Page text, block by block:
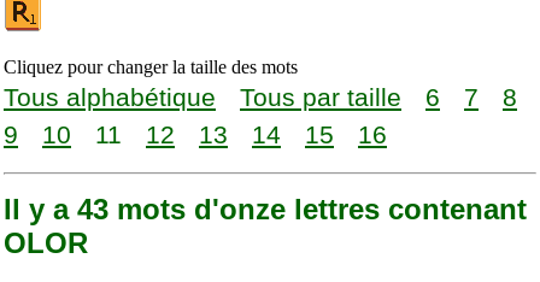
Cliquez pour changer la taille des mots
Tous alphabétique Tous par taille 6 7
8
9
10 11 12 13 14 15 16
Il y a 43 mots d'onze lettres contenant
OLOR